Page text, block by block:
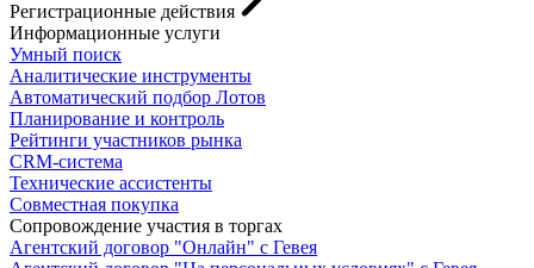
Регистрационные действия
Информационные услуги
Умный поиск
Аналитические инструменты
Автоматический подбор Лотов
Планирование и контроль
Рейтинги участников рынка
CRM-система
Технические ассистенты
Совместная покупка
Сопровождение участия в торгах
Агентский договор "Онлайн" с Гевея